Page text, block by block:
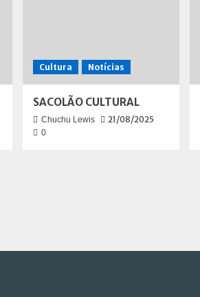
Cultura Notícias
SACOLÃO CULTURAL
Chuchu Lewis 21/08/2025
0